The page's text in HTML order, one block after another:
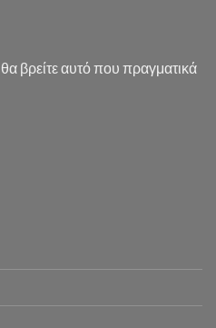
βρείτε αυτό που πραγματικά